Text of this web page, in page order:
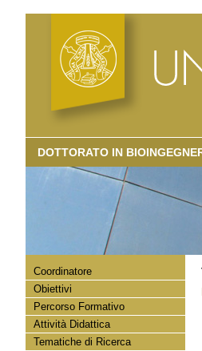
DOTTORATO IN
Coordinatore
Obiettivi
Percorso Formativo
Attività Didattica
Tematiche di Ricerca